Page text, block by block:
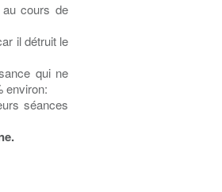
cours de
il détruit le
qui ne
environ:
séances